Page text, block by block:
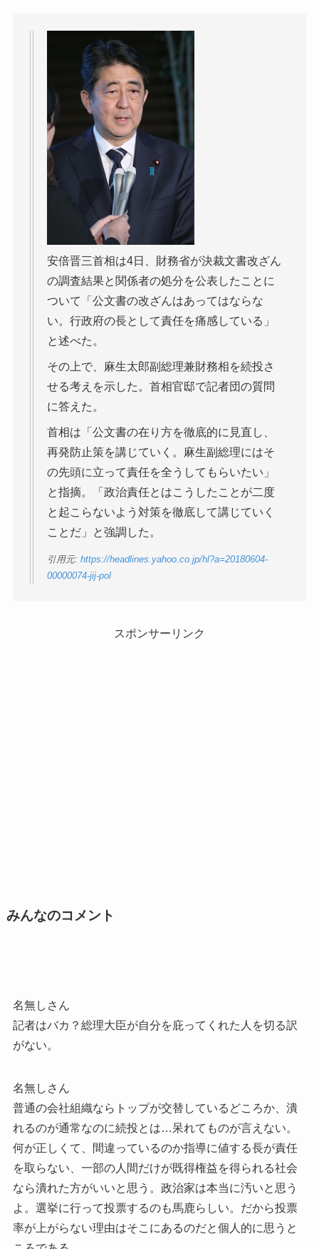
安倍晋三首相は4日、財務省が決裁文書改ざん
の調査結果と関係者の処分を公表したことに
ついて「公文書の改ざんはあってはならな
い。行政府の長として責任を痛感している」
と述べた。
その上で、麻生太郎副総理兼財務相を続投さ
せる考えを示した。首相官邸で記者団の質問
に答えた。
首相は「公文書の在り方を徹底的に見直し、
再発防止策を講じていく。麻生副総理にはそ
の先頭に立って責任を全うしてもらいたい」
と指摘。「政治責任とはこうしたことが二度
と起こらないよう対策を徹底して講じていく
ことだ」と強調した。
引用元: https://headlines.yahoo.co.jp/hl?a=20180604-
00000074-jij-pol
スポンサーリンク
みんなのコメント
名無しさん
記者はバカ？総理大臣が自分を庇ってくれた人を切る訳
がない。
名無しさん
普通の会社組織ならトップが交替しているどころか、潰
れるのが通常なのに続投とは…呆れてものが言えない。
何が正しくて、間違っているのか指導に値する長が責任
を取らない、一部の人間だけが既得権益を得られる社会
なら潰れた方がいいと思う。政治家は本当に汚いと思う
よ。選挙に行って投票するのも馬鹿らしい。だから投票
率が上がらない理由はそこにあるのだと個人的に思うと